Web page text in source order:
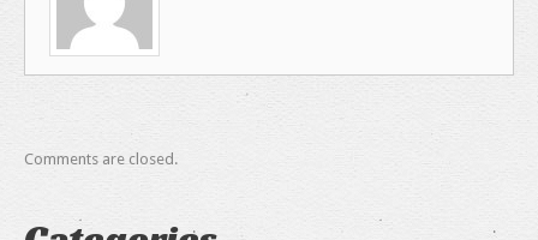
Comments are closed.